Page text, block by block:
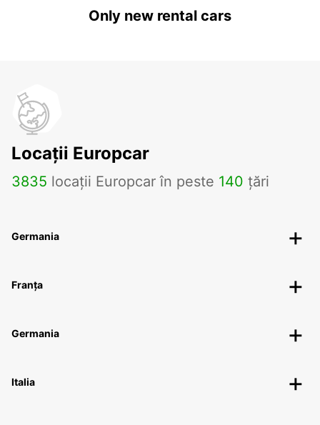
Only new rental cars
Locații Europcar
3835 locații Europcar în peste 140 țări
Germania
Franța
Germania
Italia